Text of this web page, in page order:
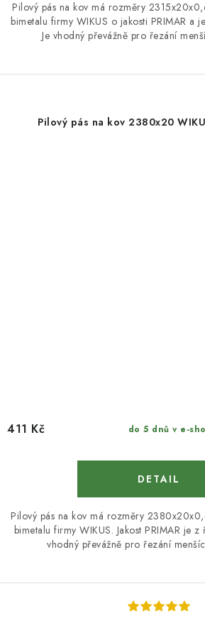
Pilový pás na kov má rozměry
bimetalu firmy WIKUS o jakosti PRIMAR a
Je vhodný převážně pro řezání
Pilový pás na kov 2380x20
do 5 dnů v e-
411 Kč
Pilový pás na kov má rozměry
bimetalu firmy WIKUS. Jakost PRIMAR je
vhodný převážně pro řezání